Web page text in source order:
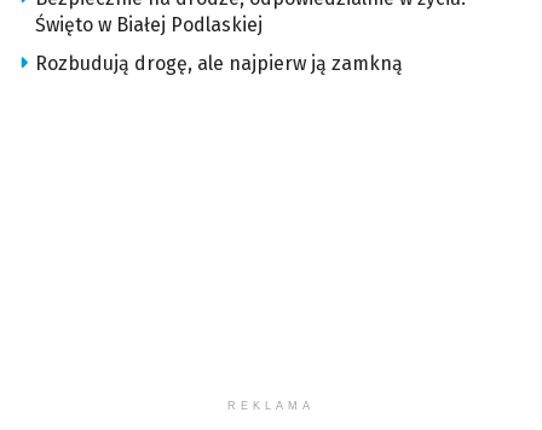
Święto w Białej Podlaskiej
Rozbudują drogę, ale najpierw ją zamkną
REKLAMA